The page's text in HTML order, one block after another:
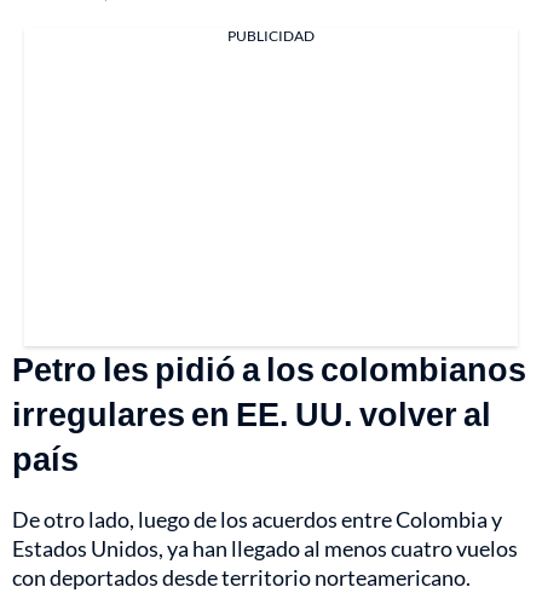
PUBLICIDAD
Petro les pidió a los colombianos
irregulares en EE. UU. volver al
país
De otro lado, luego de los acuerdos entre Colombia y
Estados Unidos, ya han llegado al menos cuatro vuelos
con deportados desde territorio norteamericano.